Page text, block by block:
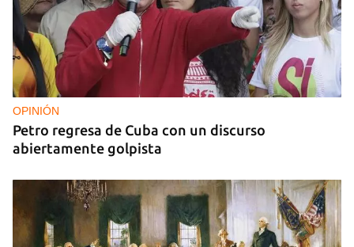
OPINIÓN
Petro regresa de Cuba con un discurso
abiertamente golpista